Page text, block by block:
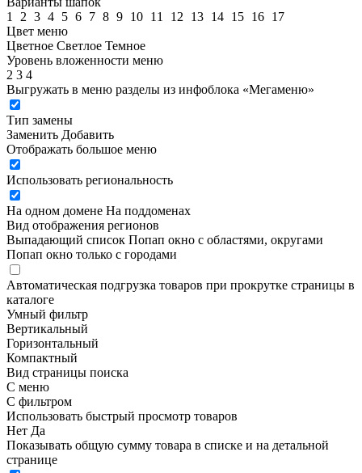
1
2 3 4 5 6 7 8 9 10 11 12 13 14 15 16 17
Цвет меню
Цветное Светлое Темное
Уровень вложенности меню
2 3 4
Выгружать в меню разделы из инфоблока «Мегаменю»
Тип замены
Заменить Добавить
Отображать большое меню
Использовать региональность
На одном домене На поддоменах
Вид отображения регионов
Выпадающий список Попап окно c областями, округами
Попап окно только с городами
Автоматическая подгрузка товаров при прокрутке страницы в
каталоге
Умный фильтр
Вертикальный
Горизонтальный
Компактный
Вид страницы поиска
С меню
С фильтром
Использовать быстрый просмотр товаров
Нет Да
Показывать общую сумму товара в списке и на детальной
странице